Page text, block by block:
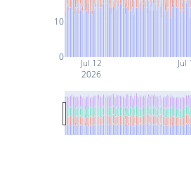
Jul 12
2026
Jul
0
10